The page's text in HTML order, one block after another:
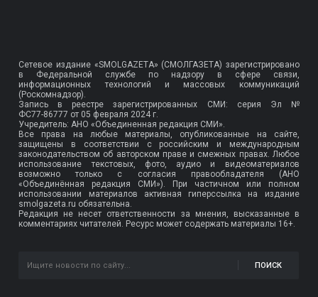
Сетевое издание «SMOLGAZETA» (СМОЛГАЗЕТА) зарегистрировано
в Федеральной службе по надзору в сфере связи,
информационных технологий и массовых коммуникаций
(Роскомнадзор).
Запись в реестре зарегистрированных СМИ: серия Эл №
ФС77-86777 от 05 февраля 2024 г.
Учредитель: АНО «Объединенная редакция СМИ».
Все права на любые материалы, опубликованные на сайте,
защищены в соответствии с российским и международным
законодательством об авторском праве и смежных правах. Любое
использование текстовых, фото, аудио и видеоматериалов
возможно только с согласия правообладателя (АНО
«Объединённая редакция СМИ»). При частичном или полном
использовании материалов активная гиперссылка на издание
smolgazeta.ru обязательна.
Редакция не несет ответственности за мнения, высказанные в
комментариях читателей. Ресурс может содержать материалы 16+.
ПОИСК